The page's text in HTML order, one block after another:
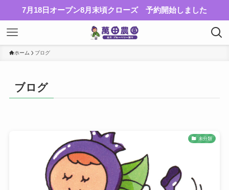
7月18日オープン8月末頃クローズ 予約開始しました
ホーム ブログ
ブログ
未分類